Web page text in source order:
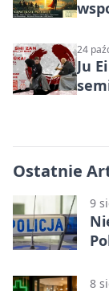
24
Ju
Ostatnie
9
8